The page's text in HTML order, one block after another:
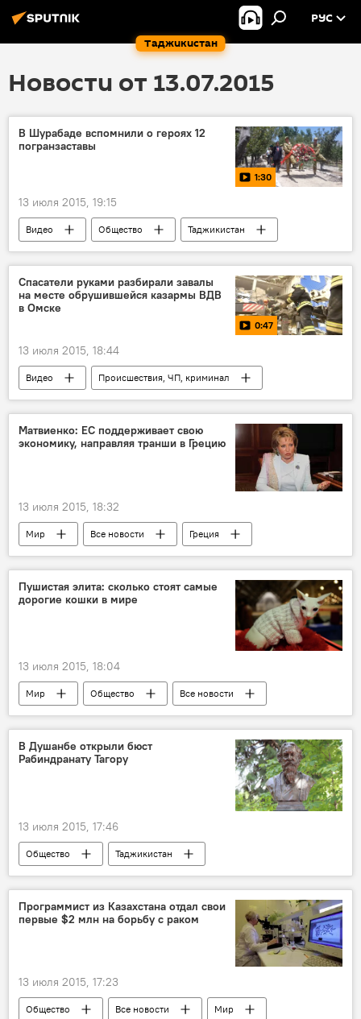
Таджикистан
РУС
Новости от 13.07.2015
В Шурабаде вспомнили о героях 12
погранзаставы
1:30
13 июля 2015, 19:15
Видео Общество
Таджикистан
Все новости
Шурабад
Спасатели руками разбирали завалы
на месте обрушившейся казармы ВДВ
в Омске
0:47
13 июля 2015, 18:44
Видео
Происшествия, ЧП, криминал
военные учения
Матвиенко: ЕС поддерживает свою
экономику, направляя транши в Грецию
13 июля 2015, 18:32
Мир Все новости
Греция
Валентина Матвиенко
Совет Федерации
Россия
Пушистая элита: сколько стоят самые
дорогие кошки в мире
13 июля 2015, 18:04
Мир Общество
Все новости
Шотландская вислоухая
Русская голубая
Серенгети
Эльф
Сафари
Чаузи
В Душанбе открыли бюст
Рабиндранату Тагору
13 июля 2015, 17:46
Общество
Таджикистан
Все новости
Индия
Рабиндранат Тагор
Эмомали Рахмон
Культура
Программист из Казахстана отдал свои
первые $2 млн на борьбу с раком
13 июля 2015, 17:23
Общество Все новости
Мир